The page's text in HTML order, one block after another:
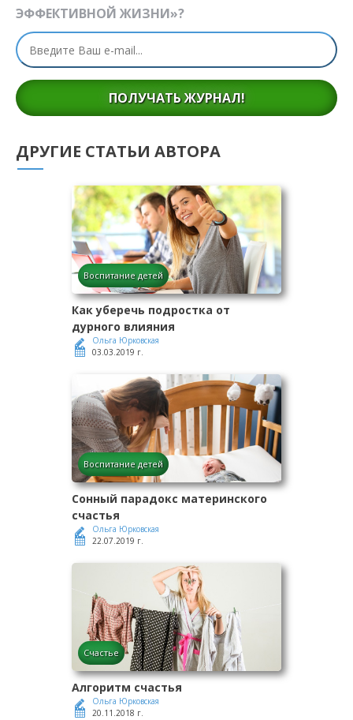
ЭФФЕКТИВНОЙ ЖИЗНИ»?
ПОЛУЧАТЬ ЖУРНАЛ!
ДРУГИЕ СТАТЬИ АВТОРА
Воспитание детей
Как уберечь подростка от
дурного влияния
Ольга Юрковская
03.03.2019 г.
Воспитание детей
Сонный парадокс материнского
счастья
Ольга Юрковская
22.07.2019 г.
Счастье
Алгоритм счастья
Ольга Юрковская
20.11.2018 г.